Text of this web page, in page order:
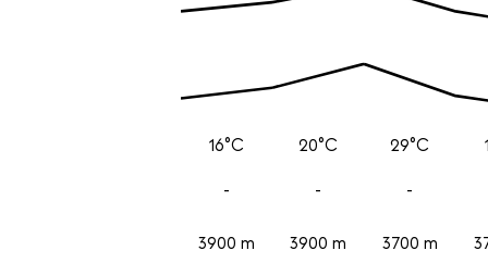
16°C
-
3900 m
20°C
-
3900 m
29°C
-
3700 m